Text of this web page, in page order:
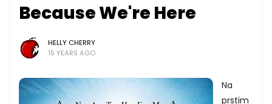
Because We're Here
HELLY CHERRY
15 YEARS AGO
Na
prstim